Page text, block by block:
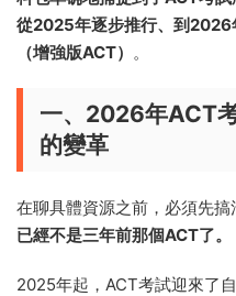
從2025年逐步推行、到2026
（增強版ACT） 。
一、2026年ACT
的變革
在聊具體資源之前，必須先搞
已經不是三年前那個ACT了。
2025年起，ACT考試迎來了